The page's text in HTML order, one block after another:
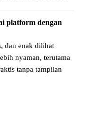
platform dengan
dan enak dilihat
nyaman, terutama
tanpa tampilan